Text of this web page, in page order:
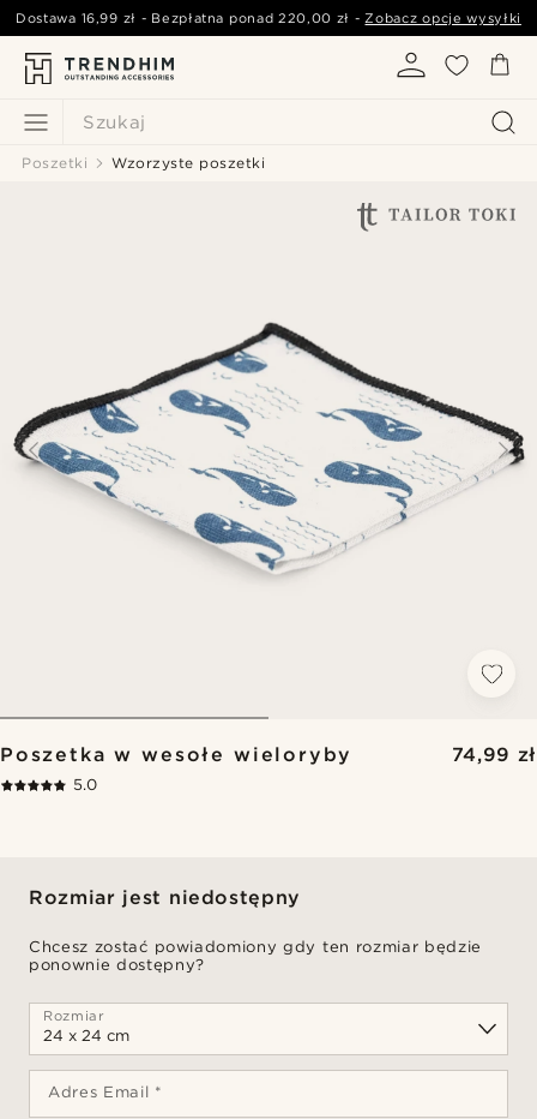
Szukaj
Dostawa 16,99 zł - Bezpłatna ponad220,00 zł -Zobacz opcje wysyłki
Poszetki Wzorzyste poszetki
Poszetka w wesołe wieloryby 74,99 zł
5.0
Rozmiar jest niedostępny
Chcesz zostać powiadomiony gdy ten rozmiar będzie
ponownie dostępny?
Rozmiar
Adres Email *